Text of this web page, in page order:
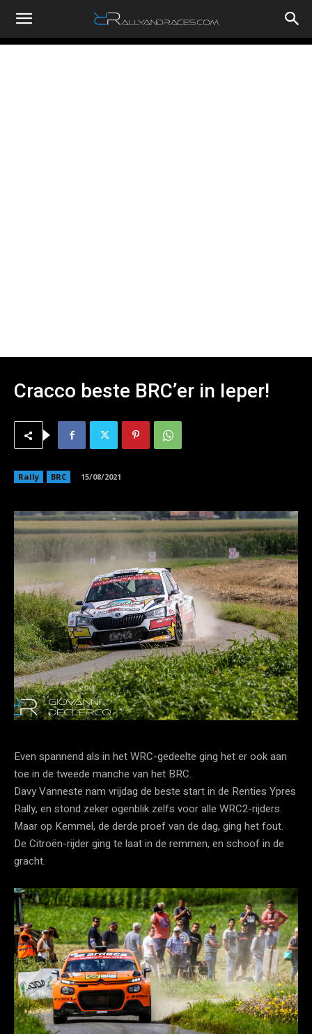
RallyandRaces.com
Cracco beste BRC’er in Ieper!
Rally BRC 15/08/2021
Even spannend als in het WRC-gedeelte ging het er ook aan
toe in de tweede manche van het BRC.
Davy Vanneste nam vrijdag de beste start in de Renties Ypres
Rally, en stond zeker ogenblik zelfs voor alle WRC2-rijders.
Maar op Kemmel, de derde proef van de dag, ging het fout.
De Citroën-rijder ging te laat in de remmen, en schoof in de
gracht.